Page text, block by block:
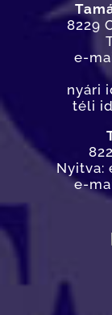
8229
e-
nyári
téli
Nyitva:
e-